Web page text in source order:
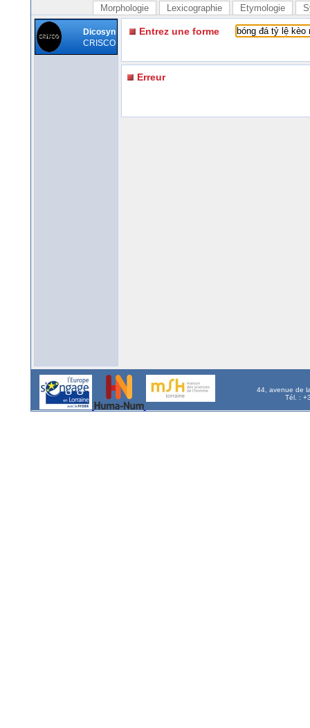
Morphologie Lexicographie Etymologie
Dicosyn
CRISCO
Entrez une forme
Erreur
44, avenue de
Tél. :